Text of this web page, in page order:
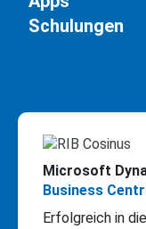
Schulungen
Microsoft
Business
Erfolgreich in